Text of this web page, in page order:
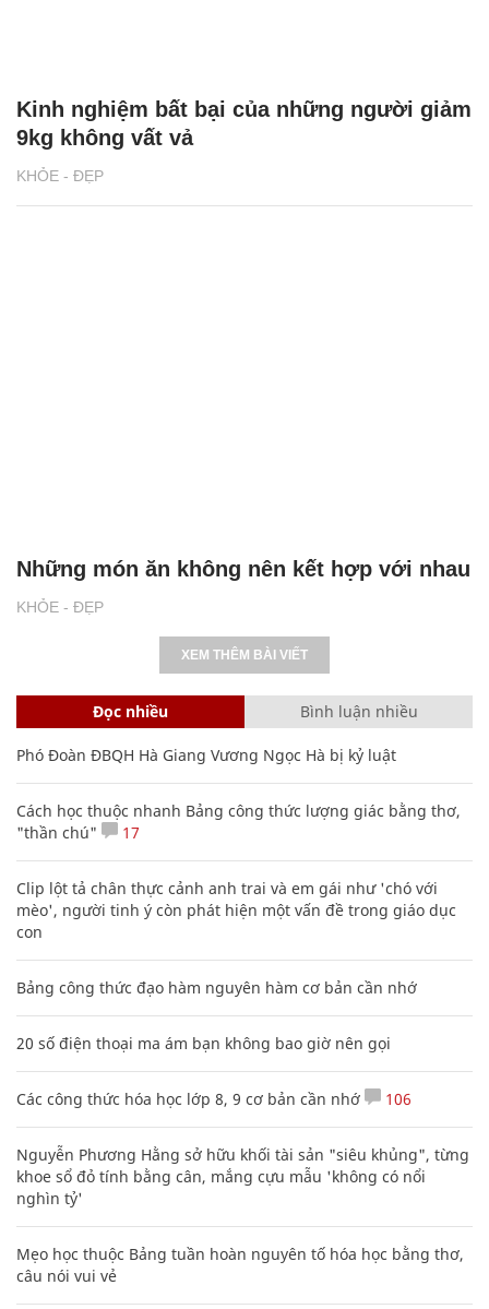
KHỎE - ĐẸP
Kinh nghiệm bất bại của những người giảm
9kg không vất vả
KHỎE - ĐẸP
Những món ăn không nên kết hợp với nhau
XEM THÊM BÀI VIẾT
Đọc nhiều Bình luận nhiều
Phó Đoàn ĐBQH Hà Giang Vương Ngọc Hà bị kỷ luật
Cách học thuộc nhanh Bảng công thức lượng giác bằng thơ,
"thần chú"
17
Clip lột tả chân thực cảnh anh trai và em gái như 'chó với
mèo', người tinh ý còn phát hiện một vấn đề trong giáo dục
con
Bảng công thức đạo hàm nguyên hàm cơ bản cần nhớ
20 số điện thoại ma ám bạn không bao giờ nên gọi
Các công thức hóa học lớp 8, 9 cơ bản cần nhớ 106
Nguyễn Phương Hằng sở hữu khối tài sản "siêu khủng", từng
khoe sổ đỏ tính bằng cân, mắng cựu mẫu 'không có nổi
nghìn tỷ'
Mẹo học thuộc Bảng tuần hoàn nguyên tố hóa học bằng thơ,
câu nói vui vẻ